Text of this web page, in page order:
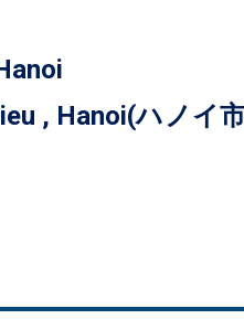
, Hanoi(ハノイ